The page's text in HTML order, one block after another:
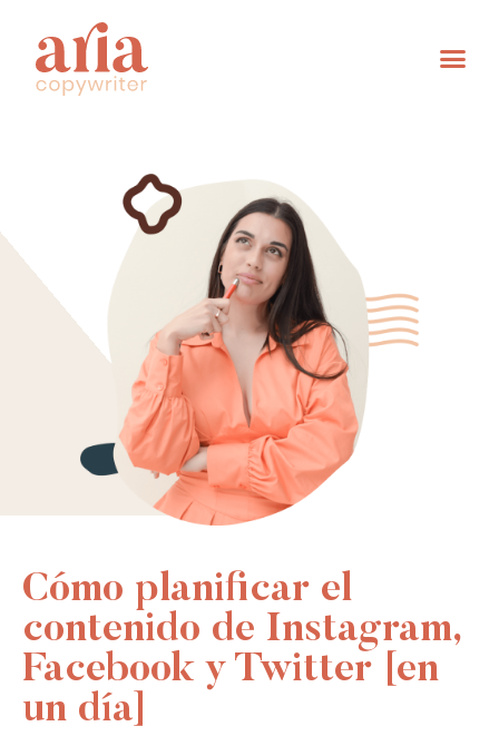
Cómo planificar el
contenido de Instagram,
Facebook y Twitter [en
un día]